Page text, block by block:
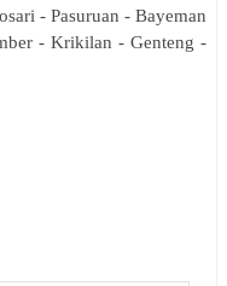
- Pasuruan - Bayeman
- Krikilan - Genteng -